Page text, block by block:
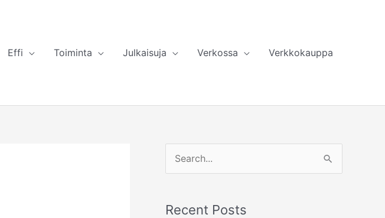
Effi
Toiminta Julkaisuja Verkossa Verkkokauppa
e
r
Recent Posts